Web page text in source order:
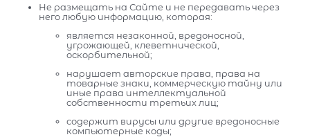
Не размещать на Сайте и не передавать через
него любую информацию, которая:
является незаконной, вредоносной,
угрожающей, клеветнической,
оскорбительной;
нарушает авторские права, права на
товарные знаки, коммерческую тайну или
иные права интеллектуальной
собственности третьих лиц;
содержит вирусы или другие вредоносные
компьютерные коды;